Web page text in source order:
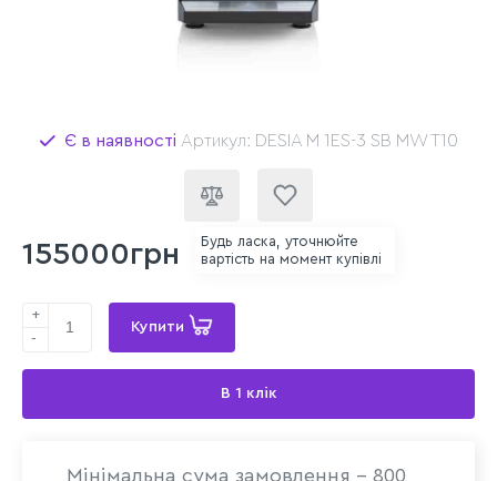
Є в наявності Артикул: DESIA M 1ES-3 SB MW T10
155000грн
Будь ласка, уточнюйте
вартість на момент купівлі
+
-
Купити
В 1 клік
Мінімальна сума замовлення - 800